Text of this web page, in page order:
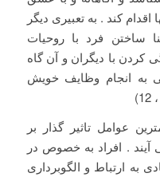
کند . به تعبیری دیگر
ساختن فرد با روحیات
کردن با دیگران و آن گاه
به انجام وظایف خویش
عوامل تاثیر گذار بر
. افراد به خصوص در
به ارتباط و الگوبرداری